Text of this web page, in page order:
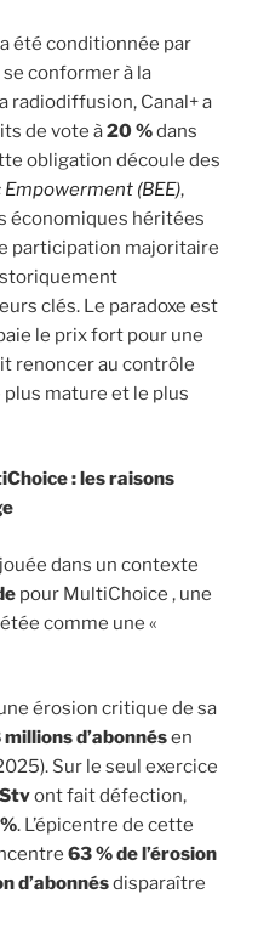
été conditionnée par
conformer à la
radiodiffusion, Canal+ a
de vote à20 %dans
obligation découle des
(BEE),
économiques héritées
participation majoritaire
clés. Le paradoxe est
le prix fort pour une
renoncer au contrôle
mature et le plus
: les raisons
jouée dans un contexte
pour MultiChoice , une
comme une «
érosion critique de sa
millions d’abonnésen
Sur le seul exercice
ont fait défection,
. L’épicentre de cette
63 % de l’érosion
d’abonnésdisparaître